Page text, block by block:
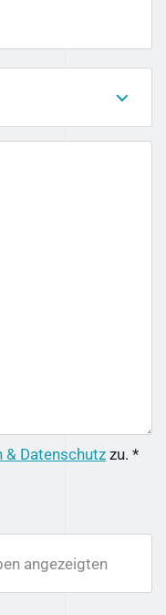
& Datenschutzzu. *
angezeigten